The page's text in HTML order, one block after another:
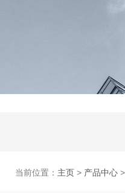
当前位置： 主页> 产品中心>